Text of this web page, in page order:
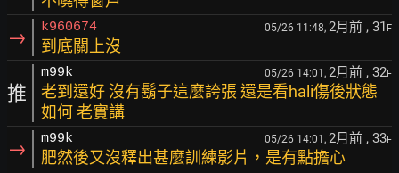
→ k960674 05/26 11:48, 2月前 , 31 F
到底關上沒
推
m99k 05/26 14:01, 2月前 , 32F
老到還好 沒有鬍子這麼誇張 還是看hali傷後狀態
如何 老實講
→ m99k 05/26 14:01, 2月前 , 33F
肥然後又沒釋出甚麼訓練影片，是有點擔心